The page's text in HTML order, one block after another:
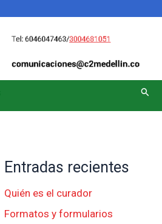
Entradas recientes
Quién es el curador
Formatos y formularios